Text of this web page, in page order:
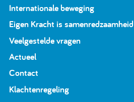
Internationale beweging
Eigen Kracht is samenredzaamheid
Veelgestelde vragen
Actueel
Contact
Klachtenregeling